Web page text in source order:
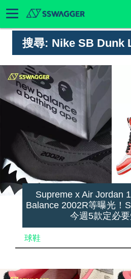
搜尋: Nike SB Dunk
Supreme x Air Jordan
Balance 2002R等曝光！
今週5款定必
球鞋